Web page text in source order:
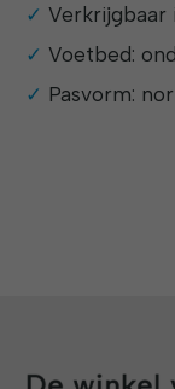
Verkrijgbaar
Voetbed:
Pasvorm: